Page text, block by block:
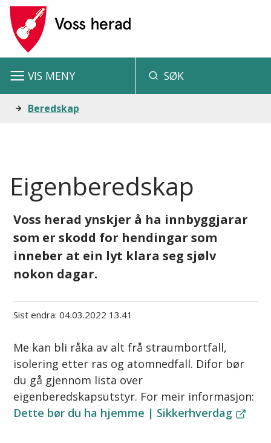
V
s
a
d
SØK
VIS MENY
Du Beredskap
Eigenberedskap
Voss herad ynskjer å ha innbyggjarar
som er skodd for hendingar som
inneber at ein lyt klara seg sjølv
nokon dagar.
Sist endra 04.03.2022 13.41
Me kan bli råka av alt frå straumbortfall,
isolering etter ras og atomnedfall. Difor bør
du gå gjennom lista over
eigenberedskapsutstyr. For meir informasjon:
Dette bør du ha hjemme | Sikkerhverdag